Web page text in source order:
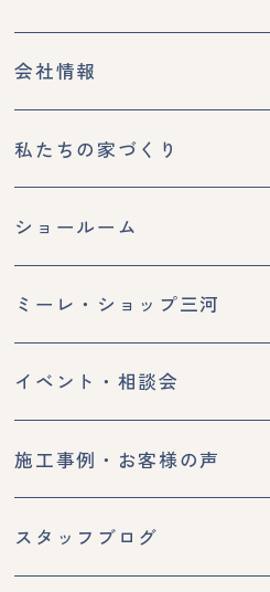
会社情報
私たちの家づくり
ショールーム
ミーレ・ショップ三河
イベント・相談会
施工事例・お客様の声
スタッフブログ